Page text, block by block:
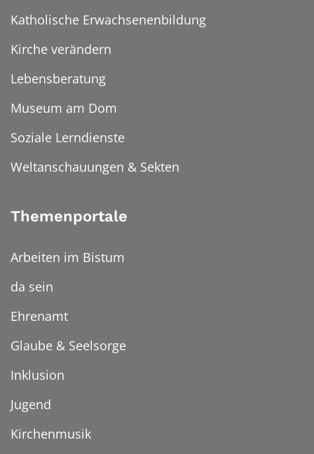
Katholische Erwachsenenbildung
Kirche verändern
Lebensberatung
Museum am Dom
Soziale Lerndienste
Weltanschauungen & Sekten
Themenportale
Arbeiten im Bistum
da sein
Ehrenamt
Glaube & Seelsorge
Inklusion
Jugend
Kirchenmusik